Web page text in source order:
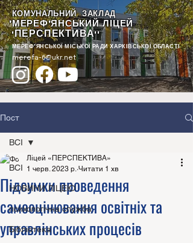
КОМУНАЛЬНИЙ ЗАКЛАД
"МЕРЕФ'ЯНСЬКИЙ ЛІЦЕЙ
"ПЕРСПЕКТИВА""
МЕРЕФ'ЯНСЬКОЇ МІСЬКОЇ РАДИ ХАРКІВСЬКОЇ ОБЛАСТІ
merefa-6@ukr.net
Пост
ВСІ
НОВИНИ ЛІЦЕЮ
психологічна служба
Бібліотека
ВСІ
Підсумки проведення
самооцінювання освітніх та
управлінських процесів
Ліцей «ПЕРСПЕКТИВА»
1 черв. 2023 р. Читати 1 хв